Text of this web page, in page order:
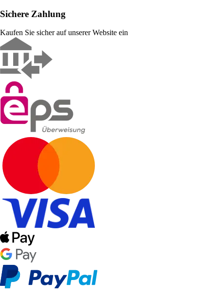
Sichere Zahlung
Kaufen Sie sicher auf unserer Website ein